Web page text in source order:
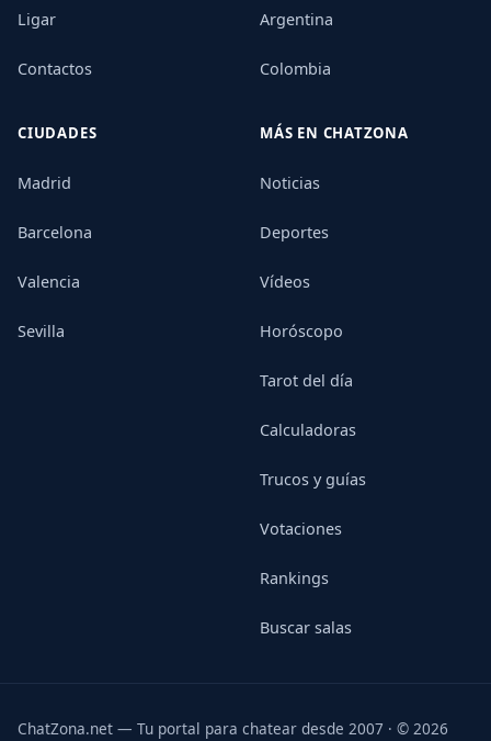
Ligar
Contactos
Argentina
Colombia
CIUDADES
Madrid
Barcelona
Valencia
Sevilla
MÁS EN CHATZONA
Noticias
Deportes
Vídeos
Horóscopo
Tarot del día
Calculadoras
Trucos y guías
Votaciones
Rankings
Buscar salas
ChatZona.net — Tu portal para chatear desde 2007 · © 2026